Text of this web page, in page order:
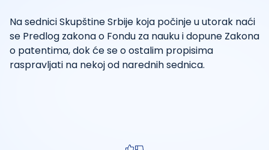
Na sednici Skupštine Srbije koja počinje u utorak naći
se Predlog zakona o Fondu za nauku i dopune Zakona
o patentima, dok će se o ostalim propisima
raspravljati na nekoj od narednih sednica.